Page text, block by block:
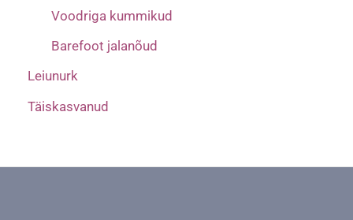
Voodriga kummikud
Barefoot jalanõud
Leiunurk
Täiskasvanud